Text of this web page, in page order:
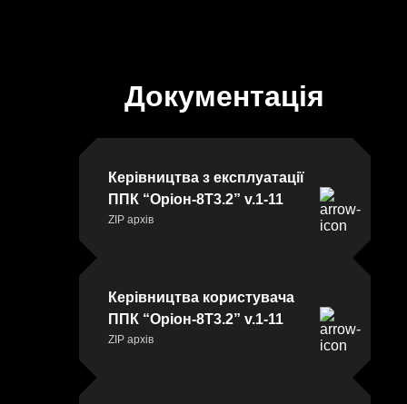
Документація
Керівництва з експлуатації
ППК “Оріон-8Т3.2” v.1-11
ZIP архів
Керівництва користувача
ППК “Оріон-8Т3.2” v.1-11
ZIP архів